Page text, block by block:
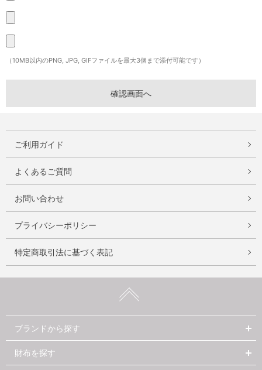
（10MB以内のPNG, JPG, GIFファイルを最大3個まで添付可能です）
ご利用ガイド
よくあるご質問
お問い合わせ
プライバシーポリシー
特定商取引法に基づく表記
ブランドから探す
財布を探す